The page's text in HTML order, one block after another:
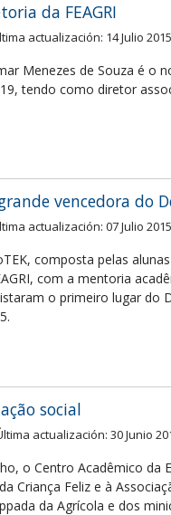
da FEAGRI
actualización: 14 Julio 2015
Menezes de Souza é o
tendo como diretor
vencedora do
actualización: 07 Julio 2015
composta pelas
com a mentoria
o primeiro lugar do
social
actualización: 30 Junio
o Centro Acadêmico da
Criança Feliz e à
da Agrícola e dos